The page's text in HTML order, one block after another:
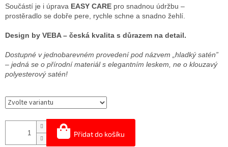
Přidat do košíku
Součástí je i úprava EASY CARE pro snadnou údržbu –
prostěradlo se dobře pere, rychle schne a snadno žehlí.
Design by VEBA – česká kvalita s důrazem na detail.
Dostupné v jednobarevném provedení pod názvem „hladký satén”
– jedná se o přírodní materiál s elegantním leskem, ne o klouzavý
polyesterový satén!